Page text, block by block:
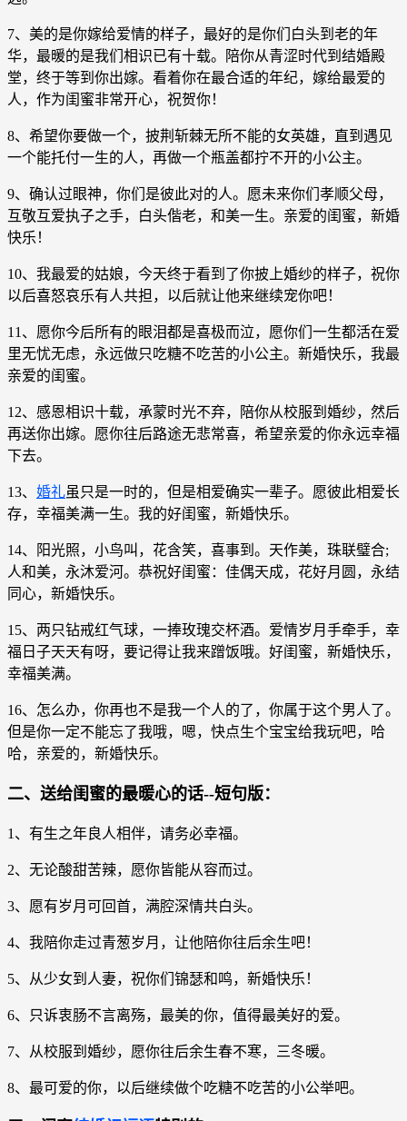
7、美的是你嫁给爱情的样子，最好的是你们白头到老的年
华，最暖的是我们相识已有十载。陪你从青涩时代到结婚殿
堂，终于等到你出嫁。看着你在最合适的年纪，嫁给最爱的
人，作为闺蜜非常开心，祝贺你！
8、希望你要做一个，披荆斩棘无所不能的女英雄，直到遇见
一个能托付一生的人，再做一个瓶盖都拧不开的小公主。
9、确认过眼神，你们是彼此对的人。愿未来你们孝顺父母，
互敬互爱执子之手，白头偕老，和美一生。亲爱的闺蜜，新婚
快乐！
10、我最爱的姑娘，今天终于看到了你披上婚纱的样子，祝你
以后喜怒哀乐有人共担，以后就让他来继续宠你吧！
11、愿你今后所有的眼泪都是喜极而泣，愿你们一生都活在爱
里无忧无虑，永远做只吃糖不吃苦的小公主。新婚快乐，我最
亲爱的闺蜜。
12、感恩相识十载，承蒙时光不弃，陪你从校服到婚纱，然后
再送你出嫁。愿你往后路途无悲常喜，希望亲爱的你永远幸福
下去。
13、 婚礼虽只是一时的，但是相爱确实一辈子。愿彼此相爱长
存，幸福美满一生。我的好闺蜜，新婚快乐。
14、阳光照，小鸟叫，花含笑，喜事到。天作美，珠联璧合;
人和美，永沐爱河。恭祝好闺蜜：佳偶天成，花好月圆，永结
同心，新婚快乐。
15、两只钻戒红气球，一捧玫瑰交杯酒。爱情岁月手牵手，幸
福日子天天有呀，要记得让我来蹭饭哦。好闺蜜，新婚快乐，
幸福美满。
16、怎么办，你再也不是我一个人的了，你属于这个男人了。
但是你一定不能忘了我哦，嗯，快点生个宝宝给我玩吧，哈
哈，亲爱的，新婚快乐。
二、送给闺蜜的最暖心的话--短句版：
1、有生之年良人相伴，请务必幸福。
2、无论酸甜苦辣，愿你皆能从容而过。
3、愿有岁月可回首，满腔深情共白头。
4、我陪你走过青葱岁月，让他陪你往后余生吧！
5、从少女到人妻，祝你们锦瑟和鸣，新婚快乐！
6、只诉衷肠不言离殇，最美的你，值得最美好的爱。
7、从校服到婚纱，愿你往后余生春不寒，三冬暖。
8、最可爱的你，以后继续做个吃糖不吃苦的小公举吧。